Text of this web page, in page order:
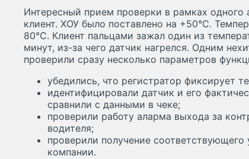
Интересный прием проверки в рамках одного
клиент. ХОУ было поставлено на +50°С.
80°С. Клиент пальцами зажал один из
минут, из-за чего датчик нагрелся. Одним
проверили сразу несколько параметров
убедились, что регистратор фиксирует
идентифицировали датчик и его
сравнили с данными в чеке;
проверили работу аларма выхода за
водителя;
проверили получение
компании.